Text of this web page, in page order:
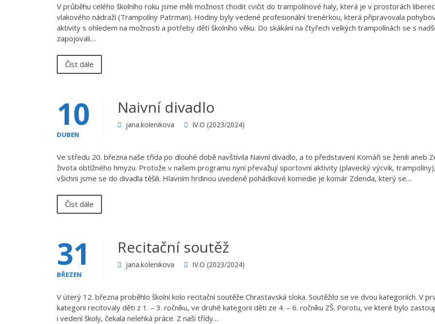
V průběhu celého školního roku jsme měli možnost chodit cvičit do trampolínové haly, která je v prostorách
vlakového nádraží (Trampolíny Patrman). Hodiny byly vedené profesionální trenérkou, která připravovala
aktivity s ohledem na možnosti a potřeby dětí školního věku. Do skákání na čtyřech velkých trampolínách se s
zapojovali…
Číst dále
10
DUBEN
Naivní divadlo
jana.kolenikova IV.O (2023/2024)
Ve středu 20. března naše třída po dlouhé době navštívila Naivní divadlo, a to představení Komáři se ženili aneb
života obtížného hmyzu. Protože v našem programu nyní převažují sportovní aktivity (plavecký výcvik, trampolíny),
všichni jsme se do divadla těšili. Hlavním hrdinou uvedené pohádkové komedie je komár Zdenda, který se…
Číst dále
31
BŘEZEN
Recitační soutěž
jana.kolenikova IV.O (2023/2024)
V úterý 12. března proběhlo školní kolo recitační soutěže Chrastavská sloka. Soutěžilo se ve dvou kategoriích. V
kategorii recitovaly děti z 1. – 3. ročníku, ve druhé kategorii děti ze 4. – 6. ročníku ZŠ. Porotu, ve které bylo
i vedení školy, čekala nelehká práce. Z naší třídy…